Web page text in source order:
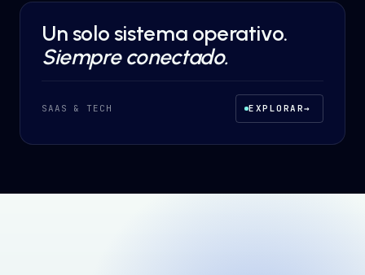
DESARROLLO A MEDIDA·SAAS & TECH
Un solo sistema operativo.
Siempre conectado.
SAAS & TECH EXPLORAR→